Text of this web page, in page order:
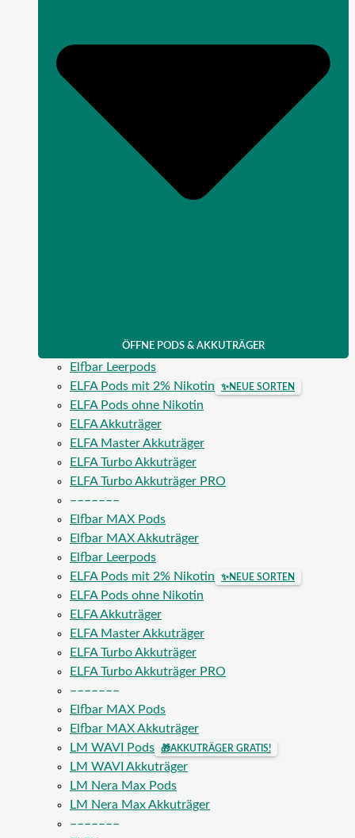
ÖFFNE PODS & AKKUTRÄGER
Elfbar Leerpods
ELFA Pods mit 2% Nikotin
✨NEUE SORTEN
ELFA Pods ohne Nikotin
ELFA Akkuträger
ELFA Master Akkuträger
ELFA Turbo Akkuträger
ELFA Turbo Akkuträger PRO
–––––––
Elfbar MAX Pods
Elfbar MAX Akkuträger
Elfbar Leerpods
ELFA Pods mit 2% Nikotin
✨NEUE SORTEN
ELFA Pods ohne Nikotin
ELFA Akkuträger
ELFA Master Akkuträger
ELFA Turbo Akkuträger
ELFA Turbo Akkuträger PRO
–––––––
Elfbar MAX Pods
Elfbar MAX Akkuträger
LM WAVI Pods
🎁AKKUTRÄGER GRATIS!
LM WAVI Akkuträger
LM Nera Max Pods
LM Nera Max Akkuträger
–––––––